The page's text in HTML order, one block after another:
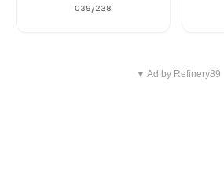
039/238
▼ Ad by Refinery89